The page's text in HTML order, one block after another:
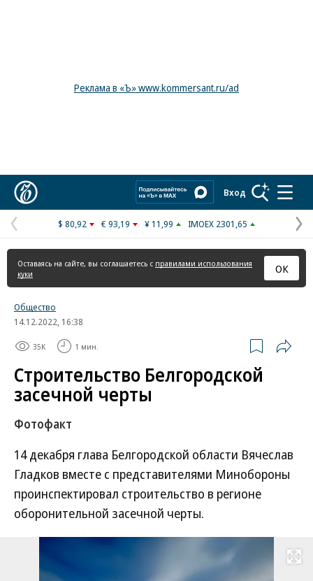
Реклама в «Ъ» www.kommersant.ru/ad
Вход
Предыдущая
страница
$ 80,92 € 93,19 ¥ 11,99 IMOEX 2301,65
Оставаясь на сайте, вы соглашаетесь с правилами использования
куки
ОК
Общество
14.12.2022, 16:38
35K 1 мин.
Строительство Белгородской
засечной черты
Фотофакт
14 декабря глава Белгородской области Вячеслав
Гладков вместе с представителями Минобороны
проинспектировал строительство в регионе
оборонительной засечной черты.
Развернуть